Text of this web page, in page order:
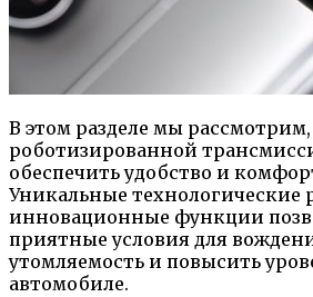
В этом разделе мы
роботизированной
обеспечить удобство и
Уникальные технологические
инновационные функции
приятные условия для
утомляемость и повысить
автомобиле.